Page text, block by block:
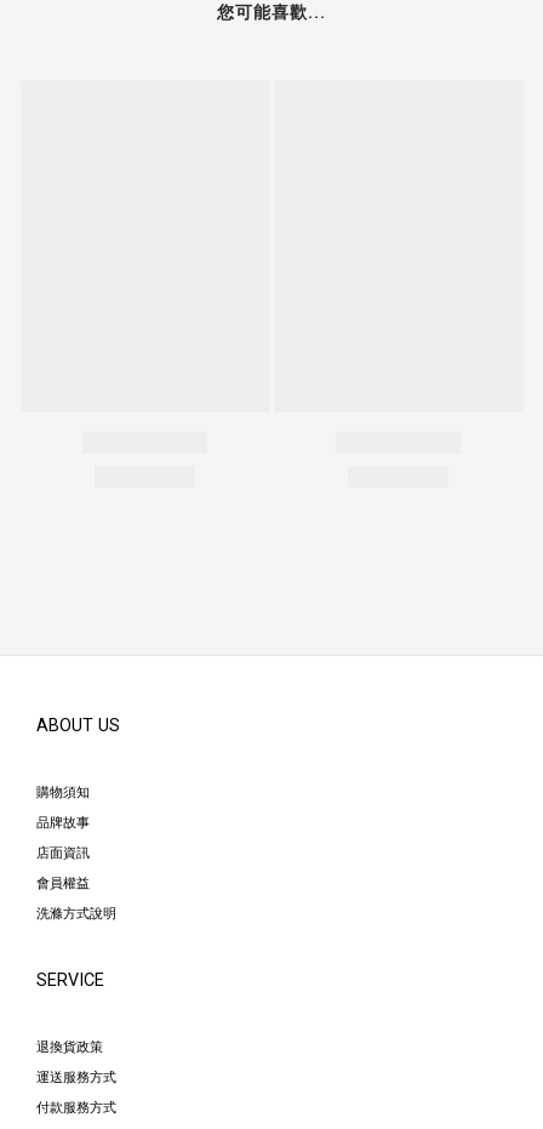
您可能喜歡...
ABOUT US
購物須知
品牌故事
店面資訊
會員權益
洗滌方式說明
SERVICE
退換貨政策
運送服務方式
付款服務方式